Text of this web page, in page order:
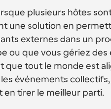
plusieurs hôtes
une solution en
externes dans un
ou que vous gériez des
que tout le monde est
événements
tirer le meilleur parti.